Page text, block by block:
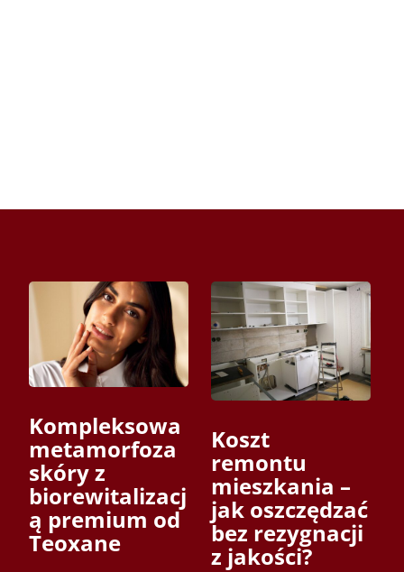
Kompleksowa
metamorfoza
skóry z
biorewitalizacj
ą premium od
Teoxane
Koszt
remontu
mieszkania –
jak oszczędzać
bez rezygnacji
z jakości?